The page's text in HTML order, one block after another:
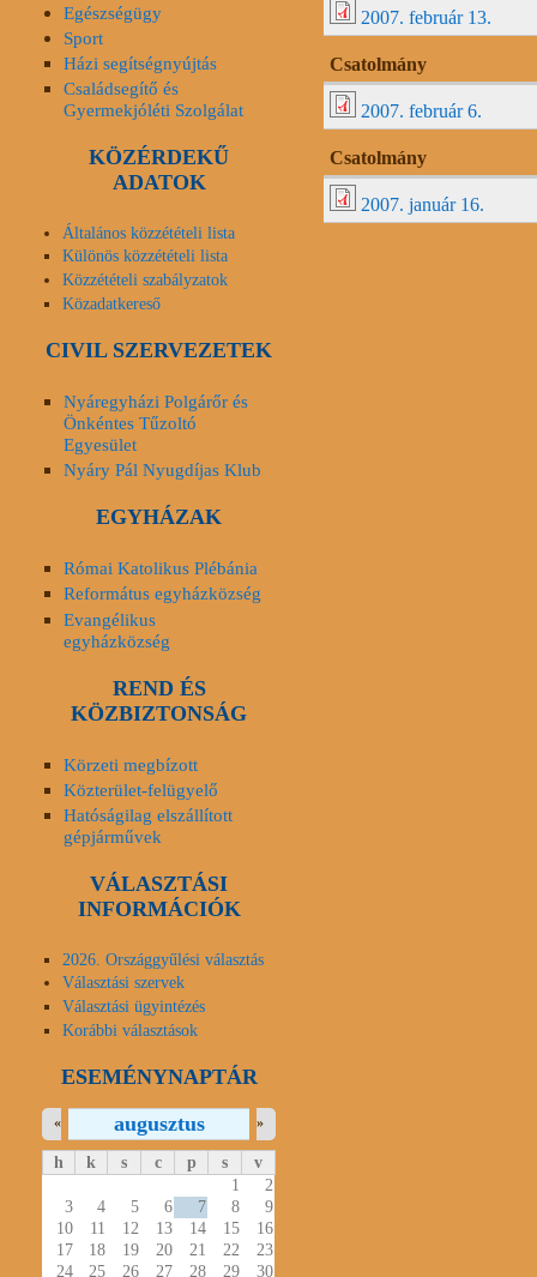
2007. február 13.
Csatolmány
2007. február 6.
Csatolmány
2007. január 16.
Egészségügy
Sport
Házi segítségnyújtás
Családsegítő és
Gyermekjóléti Szolgálat
KÖZÉRDEKŰ
ADATOK
Általános közzétételi lista
Különös közzétételi lista
Közzétételi szabályzatok
Közadatkereső
CIVIL SZERVEZETEK
Nyáregyházi Polgárőr és
Önkéntes Tűzoltó
Egyesület
Nyáry Pál Nyugdíjas Klub
EGYHÁZAK
Római Katolikus Plébánia
Református egyházközség
Evangélikus
egyházközség
REND ÉS
KÖZBIZTONSÁG
Körzeti megbízott
Közterület-felügyelő
Hatóságilag elszállított
gépjárművek
VÁLASZTÁSI
INFORMÁCIÓK
2026. Országgyűlési választás
Választási szervek
Választási ügyintézés
Korábbi választások
ESEMÉNYNAPTÁR
augusztus
« »
h k s c p s
v
1
2
3
4 5 6 7 8
9
10
11 12 13 14 15
16
17
18 19 20 21 22
23
24
25 26 27 28 29 30